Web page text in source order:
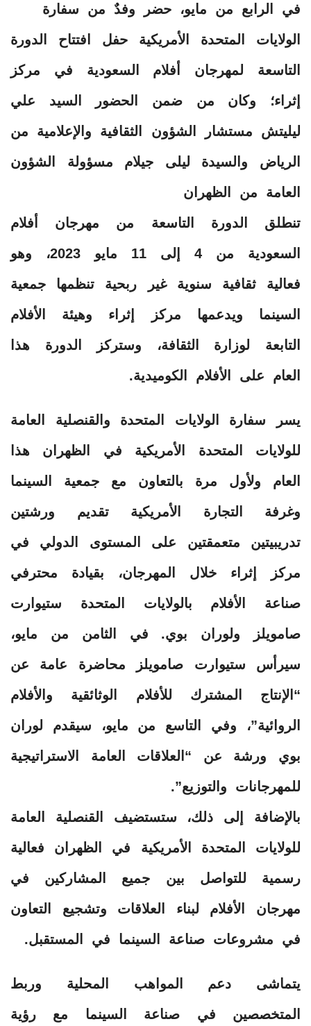
في الرابع من مايو، حضر وفدٌ من سفارة
الولايات المتحدة الأمريكية حفل افتتاح الدورة
التاسعة لمهرجان أفلام السعودية في مركز
إثراء؛ وكان من ضمن الحضور السيد علي
ليليتش مستشار الشؤون الثقافية والإعلامية من
الرياض والسيدة ليلى جيلام مسؤولة الشؤون
العامة من الظهران
تنطلق الدورة التاسعة من مهرجان أفلام
السعودية من 4 إلى 11 مايو 2023، وهو
فعالية ثقافية سنوية غير ربحية تنظمها جمعية
السينما ويدعمها مركز إثراء وهيئة الأفلام
التابعة لوزارة الثقافة، وستركز الدورة هذا
العام على الأفلام الكوميدية.
يسر سفارة الولايات المتحدة والقنصلية العامة
للولايات المتحدة الأمريكية في الظهران هذا
العام ولأول مرة بالتعاون مع جمعية السينما
وغرفة التجارة الأمريكية تقديم ورشتين
تدريبيتين متعمقتين على المستوى الدولي في
مركز إثراء خلال المهرجان، بقيادة محترفي
صناعة الأفلام بالولايات المتحدة ستيوارت
صامويلز ولوران بوي. في الثامن من مايو،
سيرأس ستيوارت صامويلز محاضرة عامة عن
“الإنتاج المشترك للأفلام الوثائقية والأفلام
الروائية”، وفي التاسع من مايو، سيقدم لوران
بوي ورشة عن “العلاقات العامة الاستراتيجية
للمهرجانات والتوزيع”.
بالإضافة إلى ذلك، ستستضيف القنصلية العامة
للولايات المتحدة الأمريكية في الظهران فعالية
رسمية للتواصل بين جميع المشاركين في
مهرجان الأفلام لبناء العلاقات وتشجيع التعاون
في مشروعات صناعة السينما في المستقبل.
يتماشى دعم المواهب المحلية وربط
المتخصصين في صناعة السينما مع رؤية